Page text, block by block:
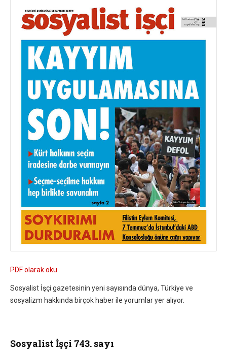
PDF olarak oku
Sosyalist İşçi gazetesinin yeni sayısında dünya, Türkiye ve
sosyalizm hakkında birçok haber ile yorumlar yer alıyor.
Sosyalist İşçi 743. sayı